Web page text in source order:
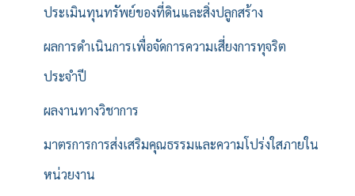
ประเมินทุนทรัพย์ของที่ดินและสิ่งปลูกสร้าง
ผลการดำเนินการเพื่อจัดการความเสี่ยงการทุจริต
ประจำปี
ผลงานทางวิชาการ
มาตรการการส่งเสริมคุณธรรมและความโปร่งใสภายใน
หน่วยงาน